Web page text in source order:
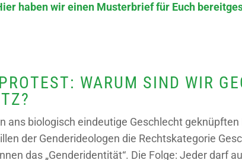
haben wir einen Musterbrief für Euch
WARUM SIND WIR
ans biologisch eindeutige Geschlecht geknüpften
der Genderideologen die Rechtskategorie
das „Genderidentität“. Die Folge: Jeder darf